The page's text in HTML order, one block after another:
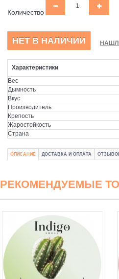
Количество
НЕТ В НАЛИЧИИ
Характеристики
Вес
Дымность
Вкус
Производитель
Крепость
Жаростойкость
Страна
ОПИСАНИЕ ДОСТАВКА И ОПЛАТА
РЕКОМЕНДУЕМЫЕ